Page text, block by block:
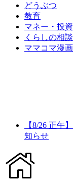
どうぶつ
教育
マネー・投資
くらしの相談
ママコマ漫画
【8/26 正午
知らせ